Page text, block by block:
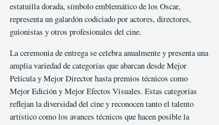
estatuilla dorada, símbolo emblemático de los Oscar,
representa un galardón codiciado por actores, directores,
guionistas y otros profesionales del cine.
La ceremonia de entrega se celebra anualmente y presenta una
amplia variedad de categorías que abarcan desde Mejor
Película y Mejor Director hasta premios técnicos como
Mejor Edición y Mejor Efectos Visuales. Estas categorías
reflejan la diversidad del cine y reconocen tanto el talento
artístico como los avances técnicos que hacen posible la